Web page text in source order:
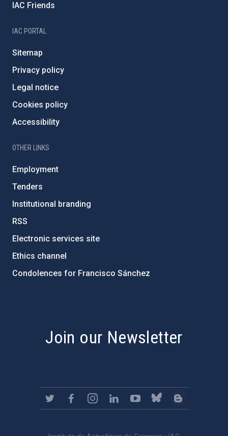
IAC Friends
IAC PORTAL
Sitemap
Privacy policy
Legal notice
Cookies policy
Accessibility
OTHER LINKS
Employment
Tenders
Institutional branding
RSS
Electronic services site
Ethics channel
Condolences for Francisco Sánchez
Join our Newsletter